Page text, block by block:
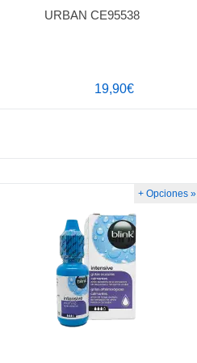
URBAN CE95538
19,90€
+ Opciones »